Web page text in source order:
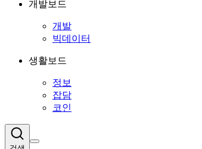
개발보드
개발
빅데이터
생활보드
정보
잡담
코인